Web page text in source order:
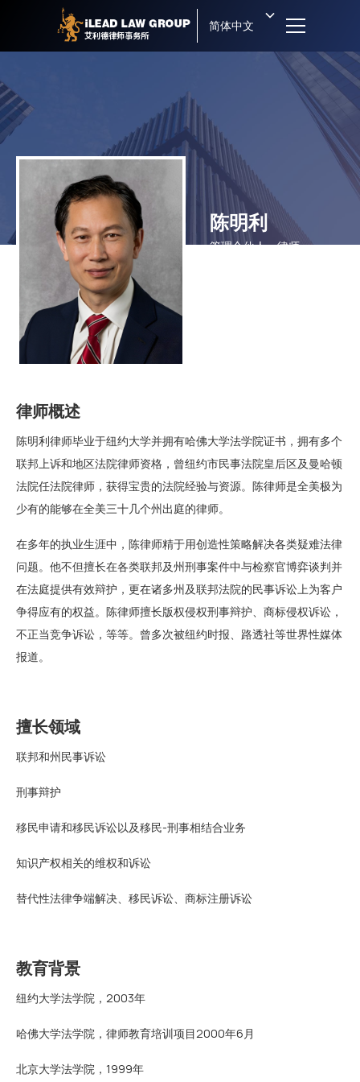
简体中文
陈明利
管理合伙人・律师
律师概述
陈明利律师毕业于纽约大学并拥有哈佛大学法学院证书，拥有多个
联邦上诉和地区法院律师资格，曾纽约市民事法院皇后区及曼哈顿
法院任法院律师，获得宝贵的法院经验与资源。陈律师是全美极为
少有的能够在全美三十几个州出庭的律师。
在多年的执业生涯中，陈律师精于用创造性策略解决各类疑难法律
问题。他不但擅长在各类联邦及州刑事案件中与检察官博弈谈判并
在法庭提供有效辩护，更在诸多州及联邦法院的民事诉讼上为客户
争得应有的权益。陈律师擅长版权侵权刑事辩护、商标侵权诉讼，
不正当竞争诉讼，等等。曾多次被纽约时报、路透社等世界性媒体
报道。
擅长领域
联邦和州民事诉讼
刑事辩护
移民申请和移民诉讼以及移民-刑事相结合业务
知识产权相关的维权和诉讼
替代性法律争端解决、移民诉讼、商标注册诉讼
教育背景
纽约大学法学院，2003年
哈佛大学法学院，律师教育培训项目2000年6月
北京大学法学院，1999年